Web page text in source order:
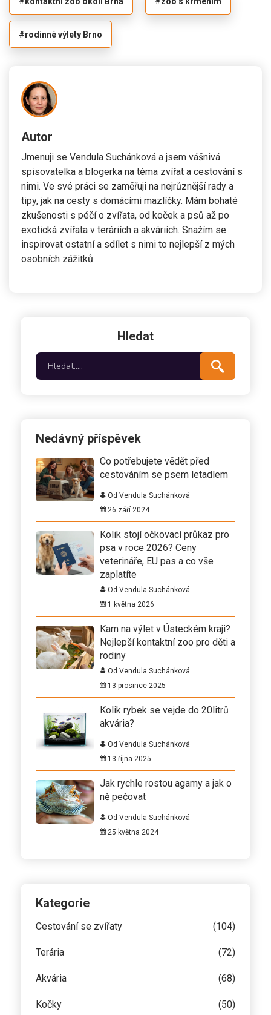
#rodinné výlety Brno
Autor
Jmenuji se Vendula Suchánková a jsem vášnivá
spisovatelka a blogerka na téma zvířat a cestování s
nimi. Ve své práci se zaměřuji na nejrůznější rady a
tipy, jak na cesty s domácími mazlíčky. Mám bohaté
zkušenosti s péčí o zvířata, od koček a psů až po
exotická zvířata v teráriích a akváriích. Snažím se
inspirovat ostatní a sdílet s nimi to nejlepší z mých
osobních zážitků.
Hledat
Nedávný příspěvek
Co potřebujete vědět před
cestováním se psem letadlem
Od Vendula Suchánková
26 září 2024
Kolik stojí očkovací průkaz pro
psa v roce 2026? Ceny
veterináře, EU pas a co vše
zaplatíte
Od Vendula Suchánková
1 května 2026
Kam na výlet v Ústeckém kraji?
Nejlepší kontaktní zoo pro děti a
rodiny
Od Vendula Suchánková
13 prosince 2025
Kolik rybek se vejde do 20litrů
akvária?
Od Vendula Suchánková
13 října 2025
Jak rychle rostou agamy a jak o
ně pečovat
Od Vendula Suchánková
25 května 2024
Kategorie
Cestování se zvířaty (104)
Terária (72)
Akvária (68)
Kočky (50)